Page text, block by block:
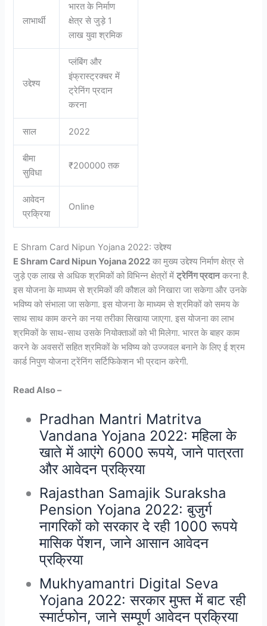
लाभार्थी
भारत के निर्माण
क्षेत्र से जुड़े 1
लाख युवा श्रमिक
उद्देश्य
प्लंबिंग और
इंफ्रास्ट्रक्चर में
ट्रेनिंग प्रदान
करना
साल 2022
बीमा
सुविधा
₹200000 तक
आवेदन
प्रक्रिया
Online
E Shram Card Nipun Yojana 2022: उद्देश्य
E Shram Card Nipun Yojana 2022 का मुख्य उद्देश्य निर्माण क्षेत्र से
जुड़े एक लाख से अधिक श्रमिकों को विभिन्न क्षेत्रों मेंट्रेनिंग प्रदानकरना है.
इस योजना के माध्यम से श्रमिकों की कौशल को निखारा जा सकेगा और उनके
भविष्य को संभाला जा सकेगा. इस योजना के माध्यम से श्रमिकों को समय के
साथ साथ काम करने का नया तरीका सिखाया जाएगा. इस योजना का लाभ
श्रमिकों के साथ-साथ उसके नियोक्ताओं को भी मिलेगा. भारत के बाहर काम
करने के अवसरों सहित श्रमिकों के भविष्य को उज्जवल बनाने के लिए ई श्रम
कार्ड निपुण योजना ट्रेंनिंग सर्टिफिकेशन भी प्रदान करेगी.
Read Also –
Pradhan Mantri Matritva
Vandana Yojana 2022: महिला के
खाते में आएंगे 6000 रूपये, जाने पात्रता
और आवेदन प्रक्रिया
Rajasthan Samajik Suraksha
Pension Yojana 2022: बुजुर्ग
नागरिकों को सरकार दे रही 1000 रूपये
मासिक पेंशन, जाने आसान आवेदन
प्रक्रिया
Mukhyamantri Digital Seva
Yojana 2022: सरकार मुफ्त में बाट रही
स्मार्टफोन, जाने सम्पूर्ण आवेदन प्रक्रिया